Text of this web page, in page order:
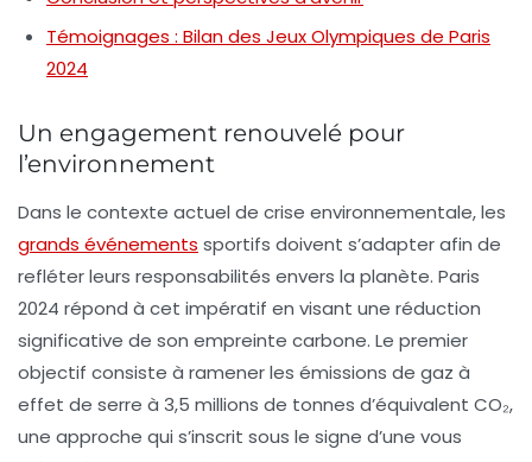
Témoignages : Bilan des Jeux Olympiques de Paris
2024
Un engagement renouvelé pour
l’environnement
Dans le contexte actuel de crise environnementale, les
grands événements sportifs doivent s’adapter afin de
refléter leurs responsabilités envers la planète. Paris
2024 répond à cet impératif en visant une réduction
significative de son empreinte carbone. Le premier
objectif consiste à ramener les émissions de gaz à
effet de serre à 3,5 millions de tonnes d’équivalent CO₂,
une approche qui s’inscrit sous le signe d’une vous